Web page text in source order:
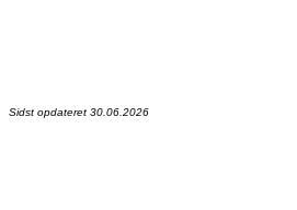
Sidst opdateret 30.06.2026